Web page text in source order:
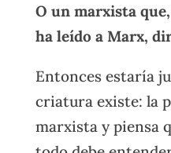
O un marxista
ha leído a Marx,
Entonces estaría
criatura existe: la
marxista y piensa